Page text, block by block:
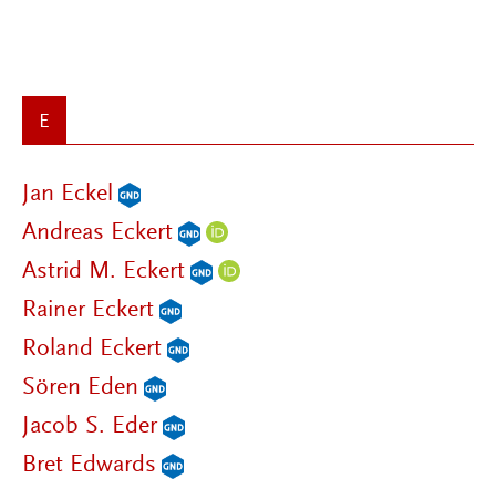
E
Jan Eckel
Andreas Eckert
Astrid M. Eckert
Rainer Eckert
Roland Eckert
Sören Eden
Jacob S. Eder
Bret Edwards